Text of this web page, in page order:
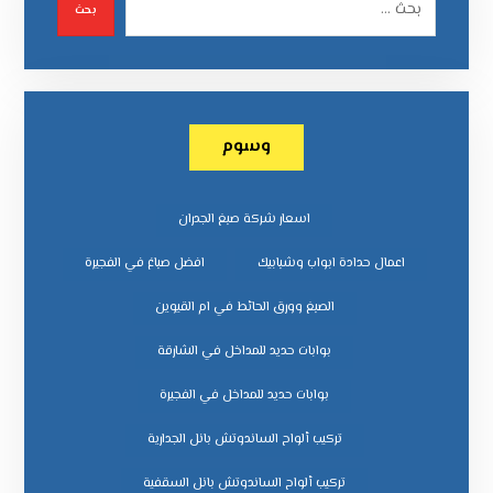
بحث
وسوم
اسعار شركة صبغ الجدران
اعمال حدادة ابواب وشبابيك افضل صباغ في الفجيرة
الصبغ وورق الحائط في ام القيوين
بوابات حديد للمداخل في الشارقة
بوابات حديد للمداخل في الفجيرة
تركيب ألواح الساندوتش بانل الجدارية
تركيب ألواح الساندوتش بانل السقفية